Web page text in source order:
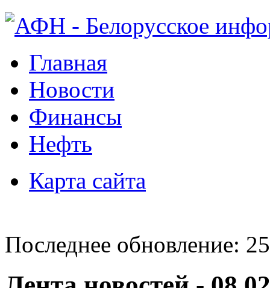
Главная
Новости
Финансы
Нефть
Карта сайта
Последнее обновление: